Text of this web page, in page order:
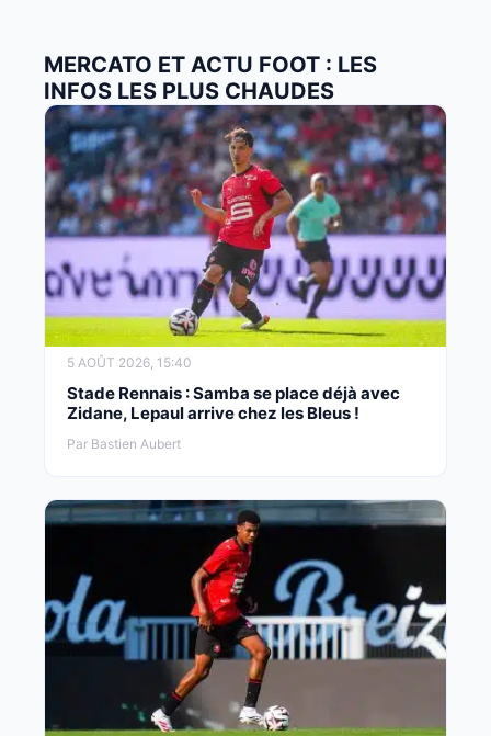
MERCATO ET ACTU FOOT : LES
INFOS LES PLUS CHAUDES
5 AOÛT 2026, 15:40
Stade Rennais : Samba se place déjà avec
Zidane, Lepaul arrive chez les Bleus !
Par Bastien Aubert